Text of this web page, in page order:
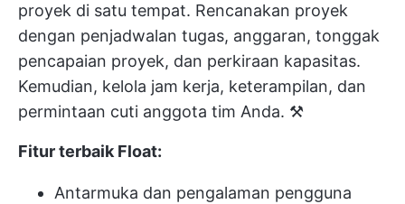
proyek di satu tempat. Rencanakan proyek
dengan penjadwalan tugas, anggaran, tonggak
pencapaian proyek, dan perkiraan kapasitas.
Kemudian, kelola jam kerja, keterampilan, dan
permintaan cuti anggota tim Anda. ⚒️
Fitur terbaik Float:
Antarmuka dan pengalaman pengguna